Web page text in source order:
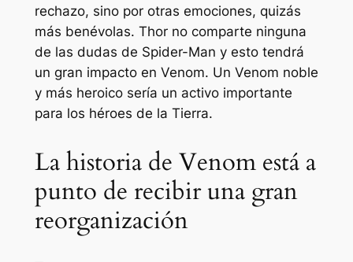
rechazo, sino por otras emociones, quizás
más benévolas. Thor no comparte ninguna
de las dudas de Spider-Man y esto tendrá
un gran impacto en Venom. Un Venom noble
y más heroico sería un activo importante
para los héroes de la Tierra.
La historia de Venom está a
punto de recibir una gran
reorganización